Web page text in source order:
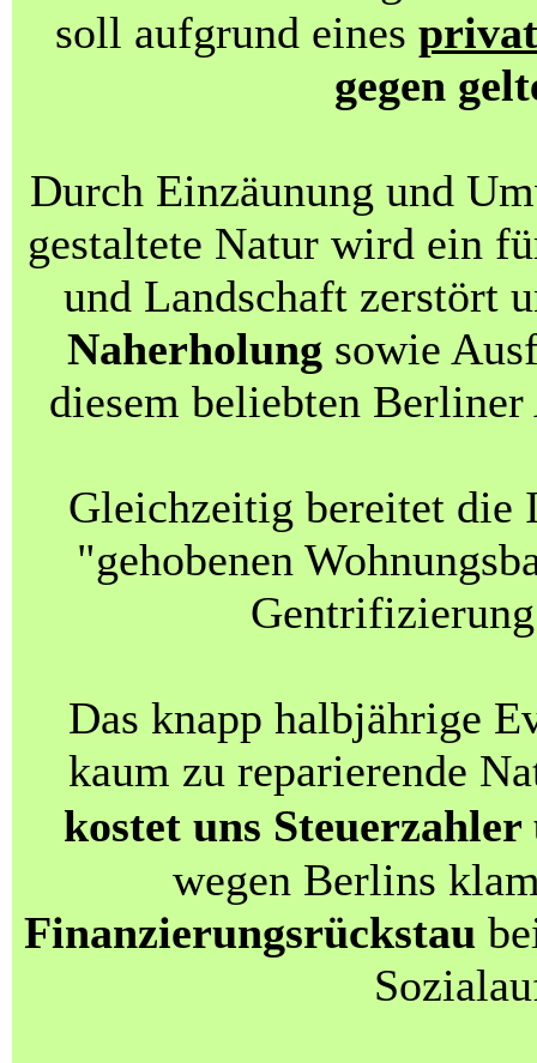
soll aufgrund eines privat
gegen
Durch Einzäunung und
gestaltete Natur wird ein
und Landschaft zerstört
Naherholung sowie
diesem beliebten
Gleichzeitig bereitet die
"gehobenen
Das knapp halbjährige
kaum zu reparierende
kostet uns
wegen Berlins
Finanzierungsrückstau